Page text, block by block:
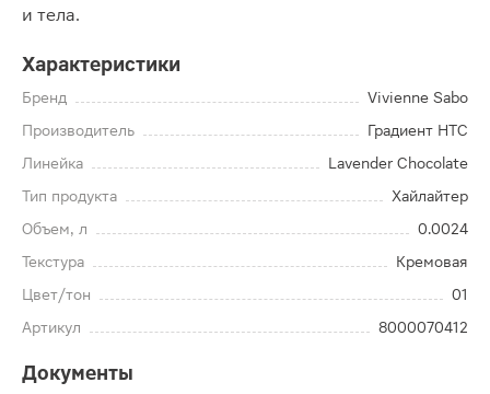
и тела.
Характеристики
Бренд
Vivienne Sabo
Производитель
Градиент НТС
Линейка
Lavender Chocolate
Тип продукта
Хайлайтер
Объем, л
0.0024
Текстура
Кремовая
Цвет/тон
01
Артикул
8000070412
Документы